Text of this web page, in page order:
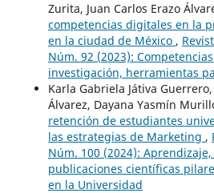
Zurita, Juan Carlos Erazo
competencias digitales en la
en la ciudad de México ,
Núm. 92 (2023):
investigación, herramientas
Karla Gabriela Játiva
Álvarez, Dayana Yasmín
retención de estudiantes
las estrategias de Marketing ,
Núm. 100 (2024):
publicaciones científicas
en la Universidad